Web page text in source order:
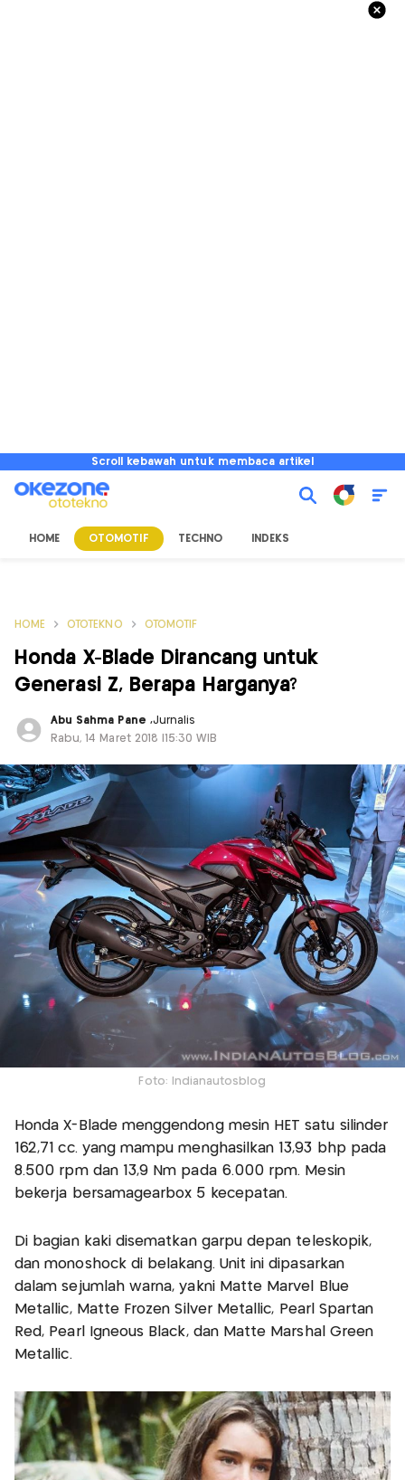
Scroll kebawah untuk membaca artikel
HOME OTOMOTIF TECHNO INDEKS
HOME OTOTEKNO OTOMOTIF
Honda X-Blade Dirancang untuk
Generasi Z, Berapa Harganya?
Abu Sahma Pane ,Jurnalis
Rabu, 14 Maret 2018 |15:30 WIB
Foto: Indianautosblog
Honda X-Blade menggendong mesin HET satu silinder
162,71 cc. yang mampu menghasilkan 13,93 bhp pada
8.500 rpm dan 13,9 Nm pada 6.000 rpm. Mesin
bekerja bersamagearbox 5 kecepatan.
Di bagian kaki disematkan garpu depan teleskopik,
dan monoshock di belakang. Unit ini dipasarkan
dalam sejumlah warna, yakni Matte Marvel Blue
Metallic, Matte Frozen Silver Metallic, Pearl Spartan
Red, Pearl Igneous Black, dan Matte Marshal Green
Metallic.